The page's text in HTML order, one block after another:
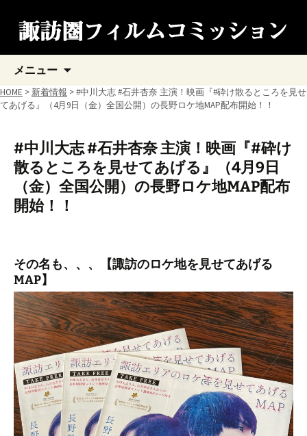
メニュー
テ
ン
ツ
ス
キ
ッ
プ
HOME > 新着情報 > #中川大志 #石井杏奈 主演！映画『#砕け散るところを見せ
てあげる』（4月9日（金）全国公開）の長野ロケ地MAP配布開始！！
#中川大志 #石井杏奈 主演！映画『#砕け
散るところを見せてあげる』（4月9日
（金）全国公開）の長野ロケ地MAP配布
開始！！
その名も、、、【諏訪のロケ地を見せてあげる
MAP】